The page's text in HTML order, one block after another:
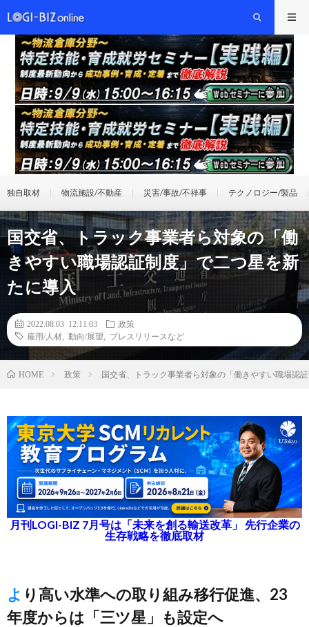
独自取材 物流施設/不動産 災害/事故/不祥事 テクノロジー/製品
国交省、トラック事業者ら対象の「働
きやすい職場認証制度」で二つ星を新
たに導入
2022.08.03 12:11:03
政策
雇用/人材
動向/展望 プレスリリースなど
HOME 政策 国交省、トラック事業者ら対象の「働きやすい職場認
月刊LOGI-BIZ 7月号は「未来を創る輸送改革」 先行企業の
生存戦略を徹底取材
より高い水準への取り組み移行促進、23
年度からは「三ツ星」も設定へ